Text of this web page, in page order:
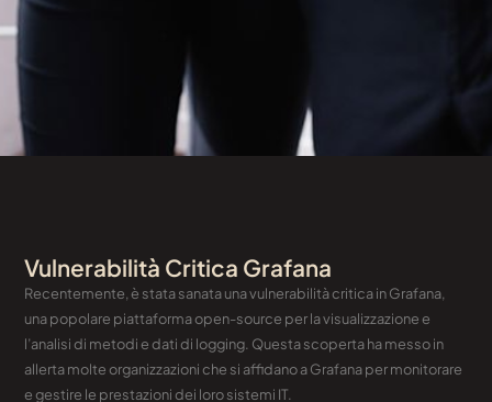
Vulnerabilità Critica Grafana
Recentemente, è stata sanata una vulnerabilità critica in Grafana,
una popolare piattaforma open-source per la visualizzazione e
l’analisi di metodi e dati di logging. Questa scoperta ha messo in
allerta molte organizzazioni che si affidano a Grafana per monitorare
e gestire le prestazioni dei loro sistemi IT.